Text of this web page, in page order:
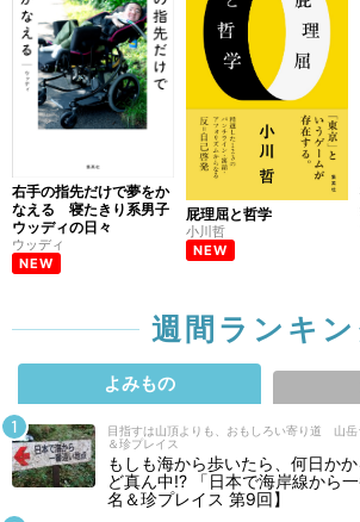
右手の指先だけで夢をか
なえる 寝たきり系男子
ウッディの日々
ウッディ
NEW
屁理屈と哲学
小川哲
NEW
週間ランキ
よみもの
目指すは山頂よりも、おもしろい寄り道 山岳
＆珍プレイス
もしも海から歩いたら、何日か
ど真ん中!? 「日本で海岸線から
名＆珍プレイス 第9回】